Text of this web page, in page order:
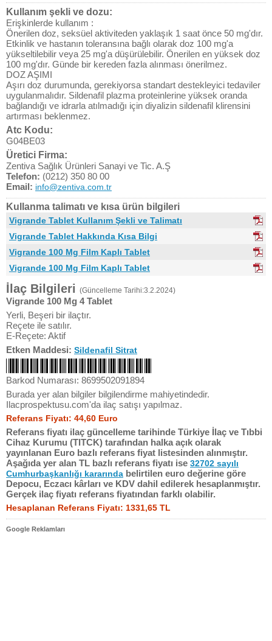
Kullanım şekli ve dozu:
Erişkinlerde kullanım :
Önerilen doz, seksüel aktiviteden yaklaşık 1 saat önce 50 mg'dır.
Etkinlik ve hastanın toleransına bağlı olarak doz 100 mg'a
yükseltilebilir veya 25 mg'a düşürülebilir. Önerilen en yüksek doz
100 mg'dır. Günde bir kereden fazla alınması önerilmez.
DOZ AŞIMI
Aşırı doz durumunda, gerekiyorsa standart destekleyici tedaviler
uygulanmalıdır. Sildenafil plazma proteinlerine yüksek oranda
bağlandığı ve idrarla atılmadığı için diyalizin sildenafil klirensini
artırması beklenmez.
Atc Kodu:
G04BE03
Üretici Firma:
Zentiva Sağlık Ürünleri Sanayi ve Tic. A.Ş
Telefon: (0212) 350 80 00
Email: info@zentiva.com.tr
Kullanma talimatı ve kısa ürün bilgileri
Vigrande Tablet Kullanım Şekli ve Talimatı
Vigrande Tablet Hakkında Kısa Bilgi
Vigrande 100 Mg Film Kaplı Tablet
Vigrande 100 Mg Film Kaplı Tablet
İlaç Bilgileri (Güncelleme Tarihi:3.2.2024)
Vigrande 100 Mg 4 Tablet
Yerli, Beşeri bir ilaçtır.
Reçete ile satılır.
E-Reçete: Aktif
Etken Maddesi: Sildenafil Sitrat
Barkod Numarası: 8699502091894
Burada yer alan bilgiler bilgilendirme mahiyetindedir.
Ilacprospektusu.com'da ilaç satışı yapılmaz.
Referans Fiyatı: 44,60 Euro
Referans fiyatı ilaç güncelleme tarihinde Türkiye İlaç ve Tıbbi
Cihaz Kurumu (TITCK) tarafından halka açık olarak
yayınlanan Euro bazlı referans fiyat listesinden alınmıştır.
Aşağıda yer alan TL bazlı referans fiyatı ise 32702 sayılı
Cumhurbaşkanlığı kararında belirtilen euro değerine göre
Depocu, Eczacı kârları ve KDV dahil edilerek hesaplanmıştır.
Gerçek ilaç fiyatı referans fiyatından farklı olabilir.
Hesaplanan Referans Fiyatı: 1331,65 TL
Google Reklamları